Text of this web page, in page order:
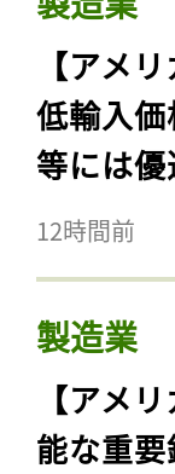
【アメ
低輸入
等には
12時間前
製造業
【アメ
能な重